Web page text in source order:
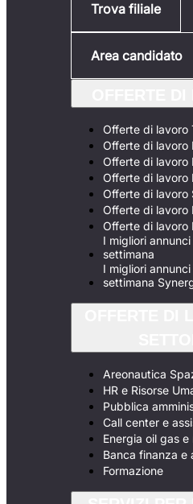
Trova filiale
Area candidato
Offerte di lavoro
Offerte di lavoro
Offerte di lavoro
Offerte di lavoro
Offerte di lavoro
Offerte di lavoro
Offerte di lavoro
I migliori annunci
settimana
I migliori annunci
settimana
Areonautica
HR e Risorse
Pubblica
Call center e
Energia oil gas
Banca finanza e
Formazione